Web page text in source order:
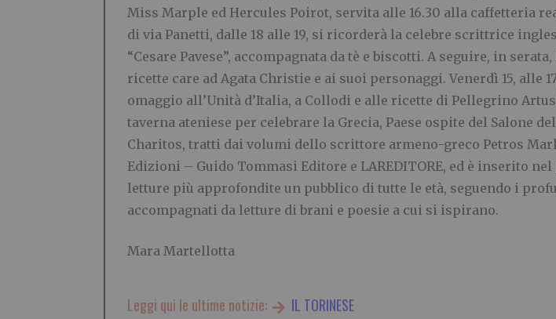
Miss Marple ed Hercules Poirot, servita alle 16.30 alla caffetteria
di via Panetti, dalle 18 alle 19, si ricorderà la celebre scrittrice
“Cesare Pavese”, accompagnata da tè e biscotti. A seguire, in
ricette care ad Agata Christie e ai suoi personaggi. Venerdì 15,
omaggio all’Unità d’Italia, a Collodi e alle ricette di Pellegrino
taverna ateniese per celebrare la Grecia, Paese ospite del Salone
Charitos, tratti dai volumi dello scrittore armeno-greco Petros
Edizioni – Guido Tommasi Editore e LAREDITORE, ed è inserito
letture più approfondite un pubblico di tutte le età, seguendo i
accompagnati da letture di brani e poesie a cui si ispirano.
Mara Martellotta
Leggi qui le ultime notizie: IL TORINESE